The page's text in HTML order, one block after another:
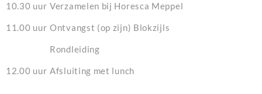
10.30 uur Verzamelen bij Horesca Meppel
11.00 uur Ontvangst (op zijn) Blokzijls
Rondleiding
12.00 uur Afsluiting met lunch